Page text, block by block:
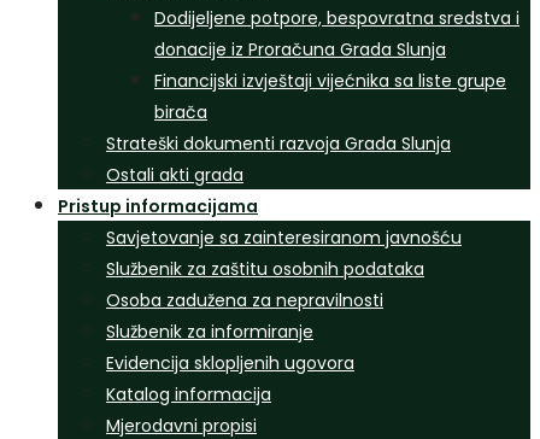
Dodijeljene potpore, bespovratna sredstva i
donacije iz Proračuna Grada Slunja
Financijski izvještaji vijećnika sa liste grupe
birača
Strateški dokumenti razvoja Grada Slunja
Ostali akti grada
Pristup informacijama
Savjetovanje sa zainteresiranom javnošću
Službenik za zaštitu osobnih podataka
Osoba zadužena za nepravilnosti
Službenik za informiranje
Evidencija sklopljenih ugovora
Katalog informacija
Mjerodavni propisi